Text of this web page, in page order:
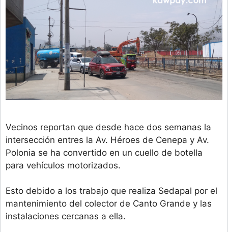
Vecinos reportan que desde hace dos semanas la
intersección entres la Av. Héroes de Cenepa y Av.
Polonia se ha convertido en un cuello de botella
para vehículos motorizados.
Esto debido a los trabajo que realiza Sedapal por el
mantenimiento del colector de Canto Grande y las
instalaciones cercanas a ella.